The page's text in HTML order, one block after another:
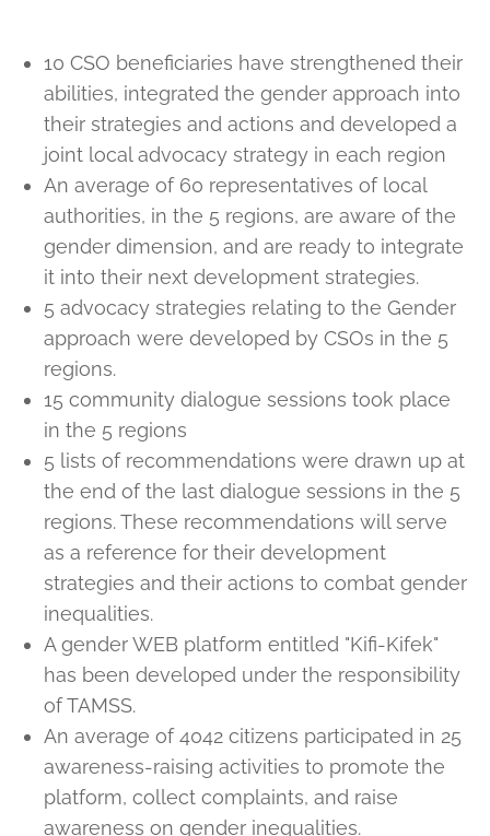
10 CSO beneficiaries have strengthened their
abilities, integrated the gender approach into
their strategies and actions and developed a
joint local advocacy strategy in each region
An average of 60 representatives of local
authorities, in the 5 regions, are aware of the
gender dimension, and are ready to integrate
it into their next development strategies.
5 advocacy strategies relating to the Gender
approach were developed by CSOs in the 5
regions.
15 community dialogue sessions took place
in the 5 regions
5 lists of recommendations were drawn up at
the end of the last dialogue sessions in the 5
regions. These recommendations will serve
as a reference for their development
strategies and their actions to combat gender
inequalities.
A gender WEB platform entitled "Kifi-Kifek"
has been developed under the responsibility
of TAMSS.
An average of 4042 citizens participated in 25
awareness-raising activities to promote the
platform, collect complaints, and raise
awareness on gender inequalities.